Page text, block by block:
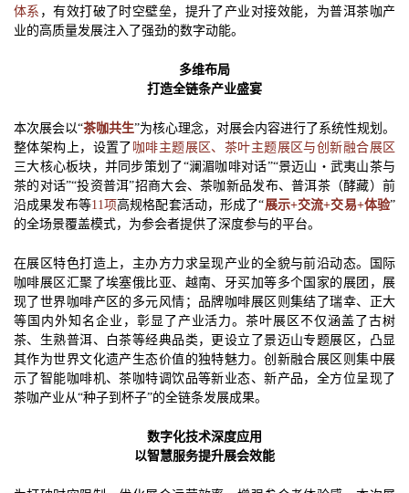
体系 ，有效打破了时空壁垒，提升了产业对接效能，为普洱茶咖产
业的高质量发展注入了强劲的数字动能。
多维布局
打造全链条产业盛宴
本次展会以“茶咖共生”为核心理念，对展会内容进行了系统性规划。
整体架构上，设置了 咖啡主题展区、茶叶主题展区与创新融合展区
三大核心板块，并同步策划了“澜湄咖啡对话”“景迈山・武夷山茶与
茶的对话”“投资普洱”招商大会、茶咖新品发布、普洱茶（酵藏）前
沿成果发布等11项高规格配套活动，形成了“展示+交流+交易+体验”
的全场景覆盖模式，为参会者提供了深度参与的平台。
在展区特色打造上，主办方力求呈现产业的全貌与前沿动态。国际
咖啡展区汇聚了埃塞俄比亚、越南、牙买加等多个国家的展团，展
现了世界咖啡产区的多元风情；品牌咖啡展区则集结了瑞幸、正大
等国内外知名企业，彰显了产业活力。茶叶展区不仅涵盖了古树
茶、生熟普洱、白茶等经典品类，更设立了景迈山专题展区，凸显
其作为世界文化遗产生态价值的独特魅力。创新融合展区则集中展
示了智能咖啡机、茶咖特调饮品等新业态、新产品，全方位呈现了
茶咖产业从“种子到杯子”的全链条发展成果。
数字化技术深度应用
以智慧服务提升展会效能